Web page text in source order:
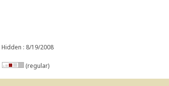
Hidden : 8/19/2008
(regular)